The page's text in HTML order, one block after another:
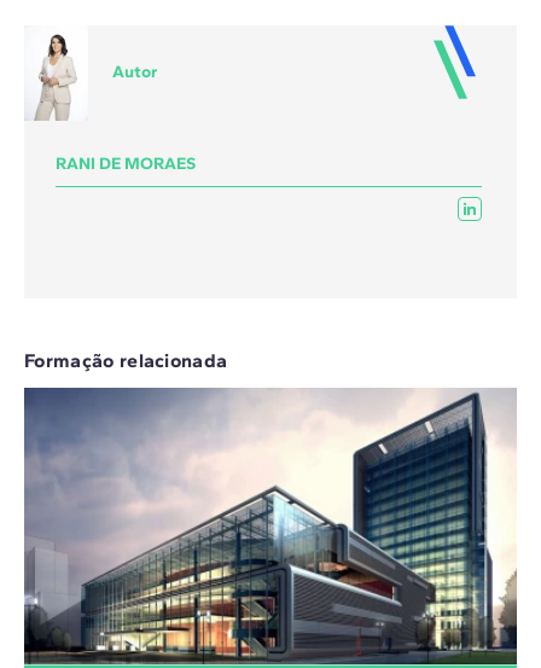
Autor
RANI DE MORAES
Formação relacionada